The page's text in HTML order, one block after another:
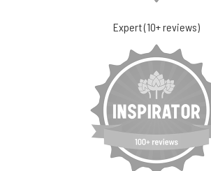
Expert (10+ reviews)